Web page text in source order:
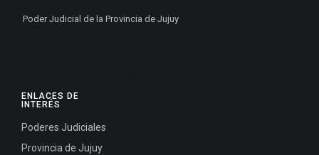
ENLACES DE
INTERÉS
Poderes Judiciales
Provincia de Jujuy
Poder Judicial de la Provincia de Jujuy